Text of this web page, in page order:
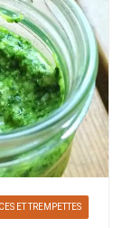
ET TREMPETTES